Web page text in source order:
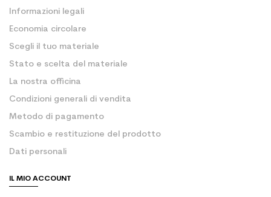
Informazioni legali
Economia circolare
Scegli il tuo materiale
Stato e scelta del materiale
La nostra officina
Condizioni generali di vendita
Metodo di pagamento
Scambio e restituzione del prodotto
Dati personali
IL MIO ACCOUNT